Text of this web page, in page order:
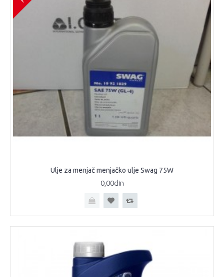
Ulje za menjač menjačko ulje Swag 75W
0,00din